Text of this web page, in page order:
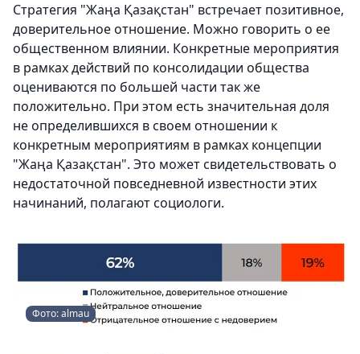
Стратегия "Жаңа Қазақстан" встречает позитивное,
доверительное отношение. Можно говорить о ее
общественном влиянии. Конкретные мероприятия
в рамках действий по консолидации общества
оцениваются по большей части так же
положительно. При этом есть значительная доля
не определившихся в своем отношении к
конкретным мероприятиям в рамках концепции
"Жаңа Қазақстан". Это может свидетельствовать о
недостаточной повседневной известности этих
начинаний, полагают социологи.
Фото: almau